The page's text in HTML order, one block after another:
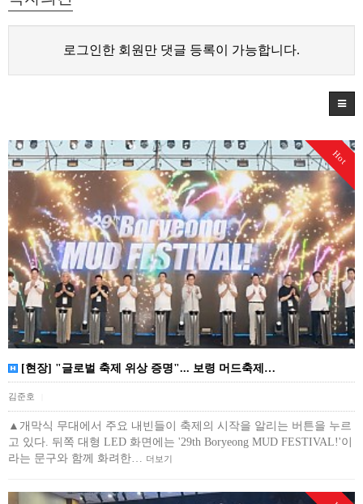
로그인한 회원만 댓글 등록이 가능합니다.
Hot
[현장] "글로벌 축제 위상 증명"... 보령 머드축제…
김준호
▲개막식 무대에서 주요 내빈들이 축제의 시작을 알리는 버튼을 누르
고 있다. 뒤쪽 대형 LED 화면에는 '29th Boryeong MUD FESTIVAL!'이
라는 문구와 함께 화려한…
더보기